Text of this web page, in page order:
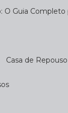
O Guia
Casa de